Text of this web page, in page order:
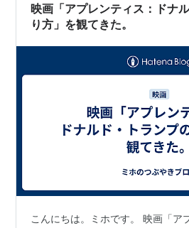
映画「アプレンティス：ドナ
り方」を観てきた。
こんにちは。ミホです。 映画「ア